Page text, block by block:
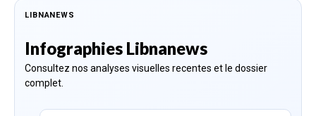
LIBNANEWS
Infographies Libnanews
Consultez nos analyses visuelles recentes et le dossier
complet.